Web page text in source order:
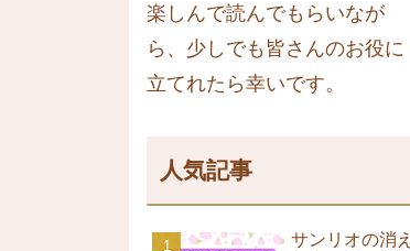
楽しんで読んでもらいなが
ら、少しでも皆さんのお役に
立てれたら幸いです。
人気記事
サンリオの消え